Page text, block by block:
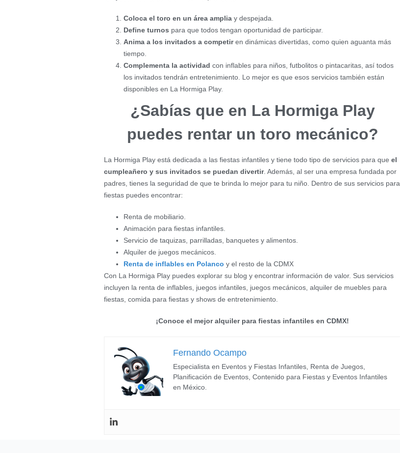
Coloca el toro en un área ampliay despejada.
Define turnos para que todos tengan oportunidad de participar.
Anima a los invitados a competiren dinámicas divertidas, como quien aguanta más
tiempo.
Complementa la actividad con inflables para niños, futbolitos o pintacaritas, así todos
los invitados tendrán entretenimiento. Lo mejor es que esos servicios también están
disponibles en La Hormiga Play.
¿Sabías que en La Hormiga Play
puedes rentar un toro mecánico?
La Hormiga Play está dedicada a las fiestas infantiles y tiene todo tipo de servicios para que el
cumpleañero y sus invitados se puedan divertir. Además, al ser una empresa fundada por
padres, tienes la seguridad de que te brinda lo mejor para tu niño. Dentro de sus servicios para
fiestas puedes encontrar:
Renta de mobiliario.
Animación para fiestas infantiles.
Servicio de taquizas, parrilladas, banquetes y alimentos.
Alquiler de juegos mecánicos.
Renta de inflables en Polanco y el resto de la CDMX
Con La Hormiga Play puedes explorar su blog y encontrar información de valor. Sus servicios
incluyen la renta de inflables, juegos infantiles, juegos mecánicos, alquiler de muebles para
fiestas, comida para fiestas y shows de entretenimiento.
¡Conoce el mejor alquiler para fiestas infantiles en CDMX!
Fernando Ocampo
Especialista en Eventos y Fiestas Infantiles, Renta de Juegos,
Planificación de Eventos, Contenido para Fiestas y Eventos Infantiles
en México.